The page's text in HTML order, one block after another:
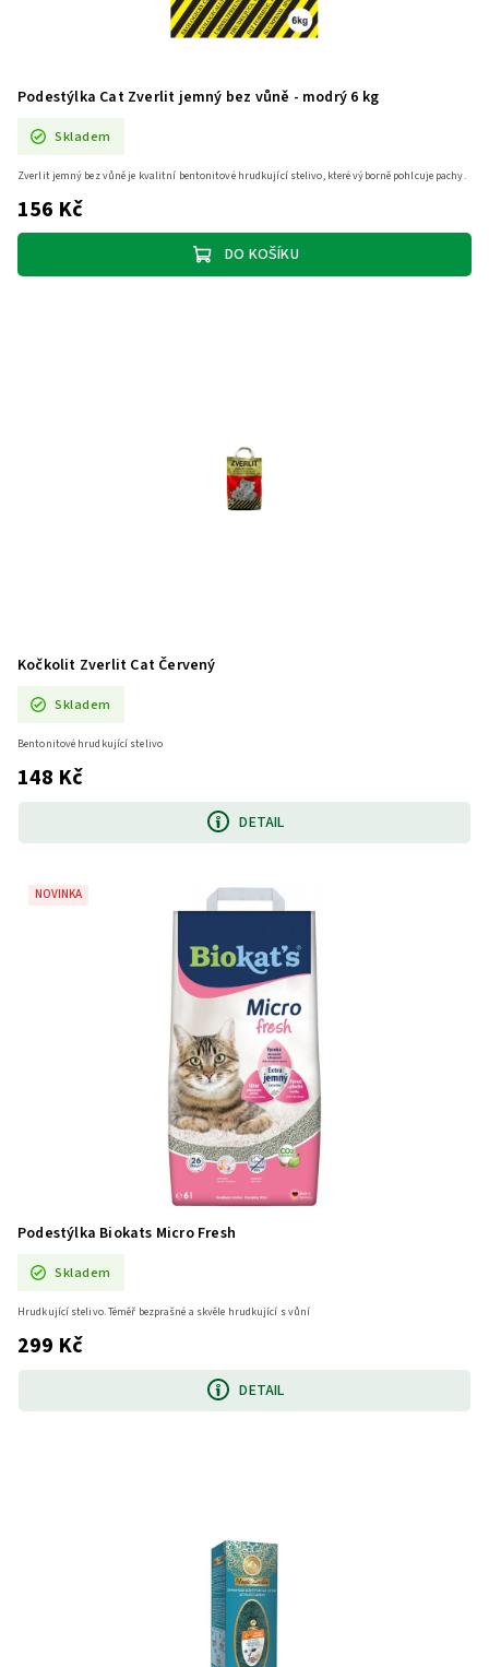
Podestýlka Cat Zverlit jemný bez vůně - modrý 6 kg
Skladem
156 Kč
DO KOŠÍKU
Zverlit jemný bez vůně je kvalitní bentonitové hrudkující stelivo, které výborně pohlcuje pachy.
Kočkolit Zverlit Cat Červený
Skladem
148 Kč
DETAIL
Bentonitové hrudkující stelivo
NOVINKA
Podestýlka Biokats Micro Fresh
Skladem
299 Kč
DETAIL
Hrudkující stelivo. Téměř bezprašné a skvěle hrudkující s vůní